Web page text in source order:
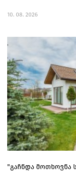
10. 08. 2026
"გაჩნდა მოთხოვნა